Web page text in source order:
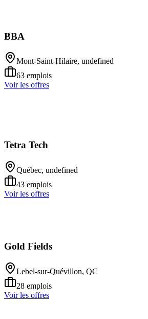
BBA
Mont-Saint-Hilaire, undefined
63 emplois
Voir les offres
Tetra Tech
Québec, undefined
43 emplois
Voir les offres
Gold Fields
Lebel-sur-Quévillon, QC
28 emplois
Voir les offres